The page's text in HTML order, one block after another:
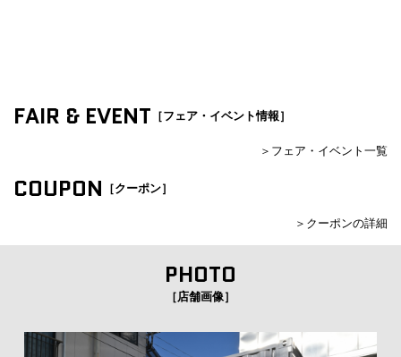
FAIR & EVENT ［フェア・イベント情報］
＞フェア・イベント一覧
COUPON ［クーポン］
＞クーポンの詳細
PHOTO
［店舗画像］